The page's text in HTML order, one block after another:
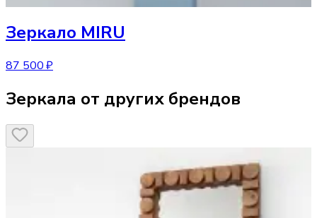
Зеркало MIRU
87 500 ₽
Зеркала от других брендов